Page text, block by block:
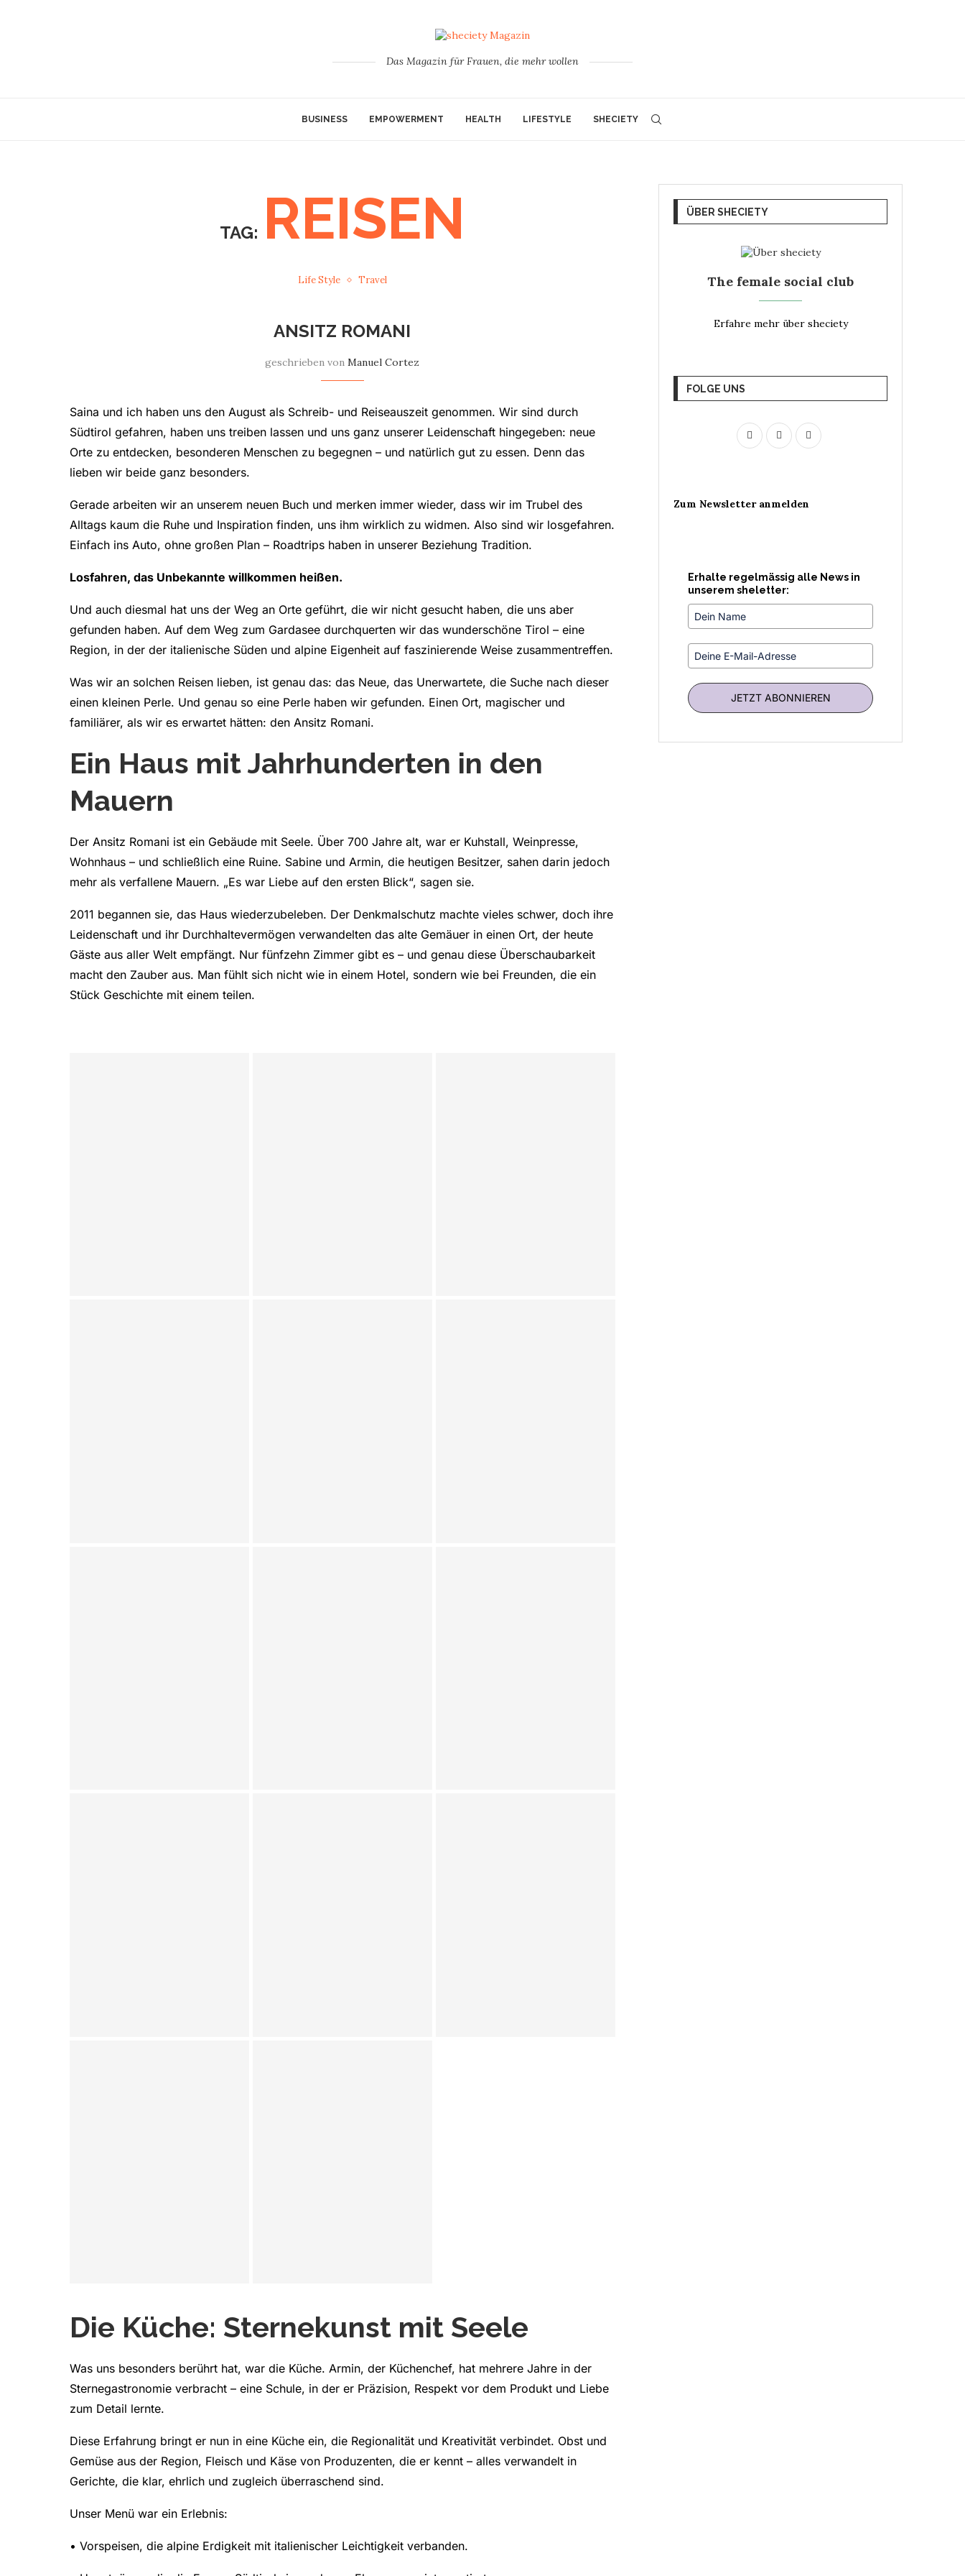
Das Magazin für Frauen, die mehr wollen
BUSINESS EMPOWERMENT HEALTH LIFESTYLE SHECIETY
TAG: REISEN
Life Style Travel
ANSITZ ROMANI
geschrieben vonManuel Cortez
Saina und ich haben uns den August als Schreib- und Reiseauszeit genommen. Wir sind durch
Südtirol gefahren, haben uns treiben lassen und uns ganz unserer Leidenschaft hingegeben: neue
Orte zu entdecken, besonderen Menschen zu begegnen – und natürlich gut zu essen. Denn das
lieben wir beide ganz besonders.
Gerade arbeiten wir an unserem neuen Buch und merken immer wieder, dass wir im Trubel des
Alltags kaum die Ruhe und Inspiration finden, uns ihm wirklich zu widmen. Also sind wir losgefahren.
Einfach ins Auto, ohne großen Plan – Roadtrips haben in unserer Beziehung Tradition.
Losfahren, das Unbekannte willkommen heißen.
Und auch diesmal hat uns der Weg an Orte geführt, die wir nicht gesucht haben, die uns aber
gefunden haben. Auf dem Weg zum Gardasee durchquerten wir das wunderschöne Tirol – eine
Region, in der der italienische Süden und alpine Eigenheit auf faszinierende Weise zusammentreffen.
Was wir an solchen Reisen lieben, ist genau das: das Neue, das Unerwartete, die Suche nach dieser
einen kleinen Perle. Und genau so eine Perle haben wir gefunden. Einen Ort, magischer und
familiärer, als wir es erwartet hätten: den Ansitz Romani.
Ein Haus mit Jahrhunderten in den
Mauern
Der Ansitz Romani ist ein Gebäude mit Seele. Über 700 Jahre alt, war er Kuhstall, Weinpresse,
Wohnhaus – und schließlich eine Ruine. Sabine und Armin, die heutigen Besitzer, sahen darin jedoch
mehr als verfallene Mauern. „Es war Liebe auf den ersten Blick“, sagen sie.
2011 begannen sie, das Haus wiederzubeleben. Der Denkmalschutz machte vieles schwer, doch ihre
Leidenschaft und ihr Durchhaltevermögen verwandelten das alte Gemäuer in einen Ort, der heute
Gäste aus aller Welt empfängt. Nur fünfzehn Zimmer gibt es – und genau diese Überschaubarkeit
macht den Zauber aus. Man fühlt sich nicht wie in einem Hotel, sondern wie bei Freunden, die ein
Stück Geschichte mit einem teilen.
Die Küche: Sternekunst mit Seele
Was uns besonders berührt hat, war die Küche. Armin, der Küchenchef, hat mehrere Jahre in der
Sternegastronomie verbracht – eine Schule, in der er Präzision, Respekt vor dem Produkt und Liebe
zum Detail lernte.
Diese Erfahrung bringt er nun in eine Küche ein, die Regionalität und Kreativität verbindet. Obst und
Gemüse aus der Region, Fleisch und Käse von Produzenten, die er kennt – alles verwandelt in
Gerichte, die klar, ehrlich und zugleich überraschend sind.
Unser Menü war ein Erlebnis:
• Vorspeisen, die alpine Erdigkeit mit italienischer Leichtigkeit verbanden.
ÜBER SHECIETY
The female social club
Erfahre mehr über sheciety
FOLGE UNS
Zum Newsletter anmelden
Erhalte regelmässig alle News in
unserem sheletter:
JETZT ABONNIEREN